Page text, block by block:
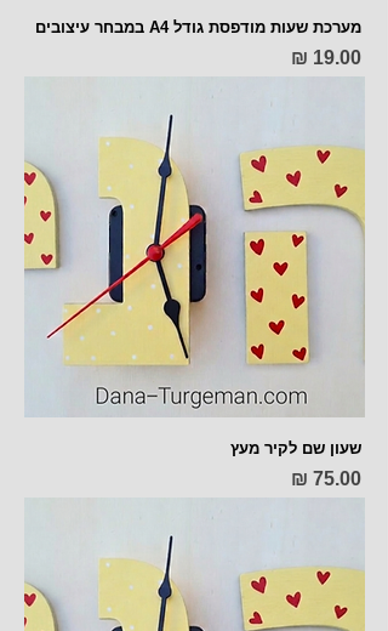
מערכת שעות מודפסת גודל A4 במבחר עיצובים
מחיר
שעון שם לקיר מעץ
מחיר